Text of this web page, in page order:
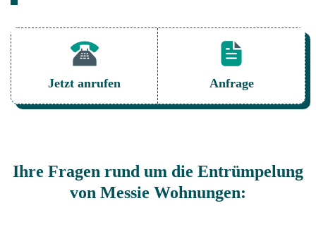
Jetzt anrufen Anfrage
Ihre Fragen rund um die Entrümpelung
von Messie Wohnungen: